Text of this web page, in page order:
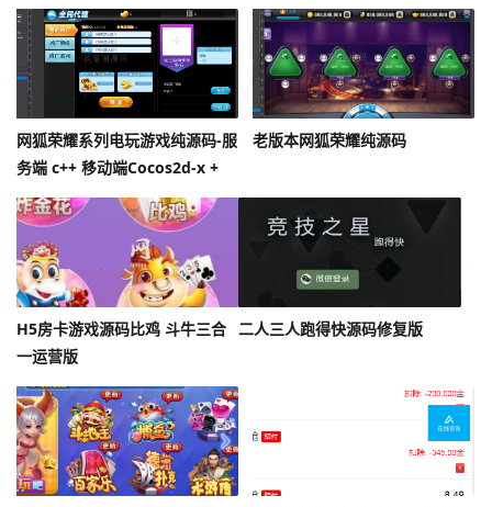
网狐荣耀系列电玩游戏纯源码-服
务端 c++ 移动端Cocos2d-x +
Lua
老版本网狐荣耀纯源码
H5房卡游戏源码比鸡 斗牛三合
一运营版
二人三人跑得快源码修复版